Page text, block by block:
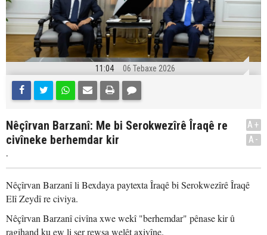
11:04 06 Tebaxe 2026
Nêçîrvan Barzanî: Me bi Serokwezîrê Îraqê re
civîneke berhemdar kir
.
A+
A-
Nêçîrvan Barzanî li Bexdaya paytexta Îraqê bi Serokwezîrê Îraqê
Elî Zeydî re civiya.
Nêçîrvan Barzanî civîna xwe wekî "berhemdar" pênase kir û
ragihand ku ew li ser rewşa welêt axivîne.